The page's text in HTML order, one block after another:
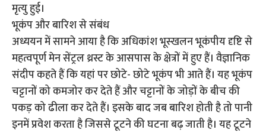
मृत्यु हुई।
भूकंप और बारिश से संबंध
अध्ययन में सामने आया है कि अधिकांश भूस्खलन भूकंपीय दृष्टि से
महत्वपूर्ण मेन सेंट्रल थ्रस्ट के आसपास के क्षेत्रों में हुए हैं। वैज्ञानिक
संदीप कहते हैं कि यहां पर छोटे- छोटे भूकंप भी आते हैं। यह भूकंप
चट्टानों को कमजोर कर देते हैं और चट्टानों के जोड़ों के बीच की
पकड़ को ढीला कर देते हैं। इसके बाद जब बारिश होती है तो पानी
इनमें प्रवेश करता है जिससे टूटने की घटना बढ़ जाती है। यह टूटने